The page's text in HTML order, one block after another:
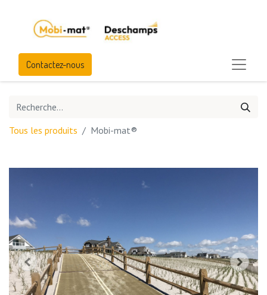
Contactez-nous
Tous les produits Mobi-mat®